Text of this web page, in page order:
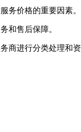
务价格的重要因素。
和售后保障。
商进行分类处理和资